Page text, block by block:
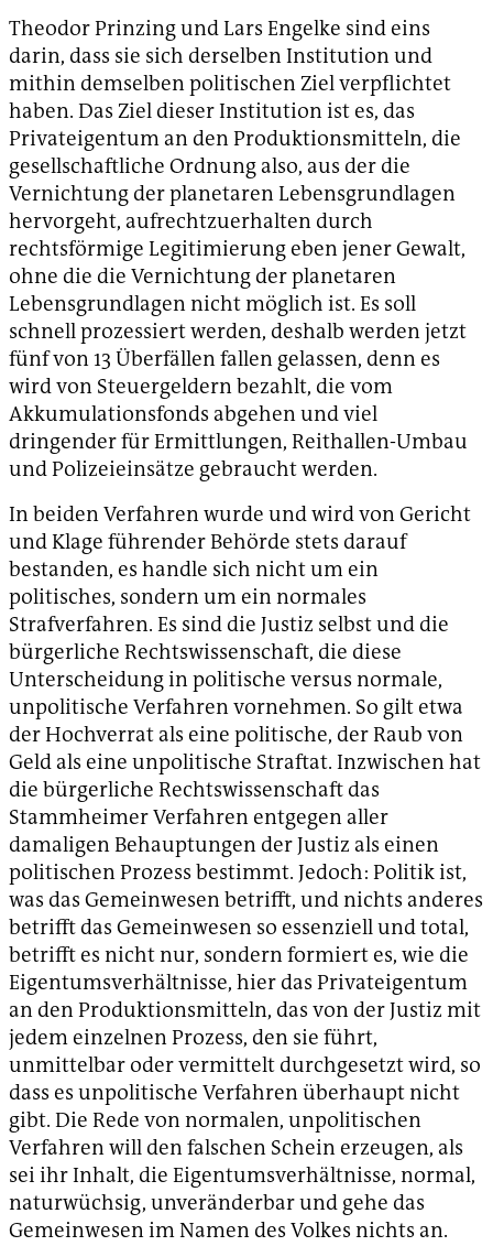
Theodor Prinzing und Lars Engelke sind eins
darin, dass sie sich derselben Institution und
mithin demselben politischen Ziel verpflichtet
haben. Das Ziel dieser Institution ist es, das
Privateigentum an den Produktionsmitteln, die
gesellschaftliche Ordnung also, aus der die
Vernichtung der planetaren Lebensgrundlagen
hervorgeht, aufrechtzuerhalten durch
rechtsförmige Legitimierung eben jener Gewalt,
ohne die die Vernichtung der planetaren
Lebensgrundlagen nicht möglich ist. Es soll
schnell prozessiert werden, deshalb werden jetzt
fünf von 13 Überfällen fallen gelassen, denn es
wird von Steuergeldern bezahlt, die vom
Akkumulationsfonds abgehen und viel
dringender für Ermittlungen, Reithallen-Umbau
und Polizeieinsätze gebraucht werden.
In beiden Verfahren wurde und wird von Gericht
und Klage führender Behörde stets darauf
bestanden, es handle sich nicht um ein
politisches, sondern um ein normales
Strafverfahren. Es sind die Justiz selbst und die
bürgerliche Rechtswissenschaft, die diese
Unterscheidung in politische versus normale,
unpolitische Verfahren vornehmen. So gilt etwa
der Hochverrat als eine politische, der Raub von
Geld als eine unpolitische Straftat. Inzwischen hat
die bürgerliche Rechtswissenschaft das
Stammheimer Verfahren entgegen aller
damaligen Behauptungen der Justiz als einen
politischen Prozess bestimmt. Jedoch: Politik ist,
was das Gemeinwesen betrifft, und nichts anderes
betrifft das Gemeinwesen so essenziell und total,
betrifft es nicht nur, sondern formiert es, wie die
Eigentumsverhältnisse, hier das Privateigentum
an den Produktionsmitteln, das von der Justiz mit
jedem einzelnen Prozess, den sie führt,
unmittelbar oder vermittelt durchgesetzt wird, so
dass es unpolitische Verfahren überhaupt nicht
gibt. Die Rede von normalen, unpolitischen
Verfahren will den falschen Schein erzeugen, als
sei ihr Inhalt, die Eigentumsverhältnisse, normal,
naturwüchsig, unveränderbar und gehe das
Gemeinwesen im Namen des Volkes nichts an.